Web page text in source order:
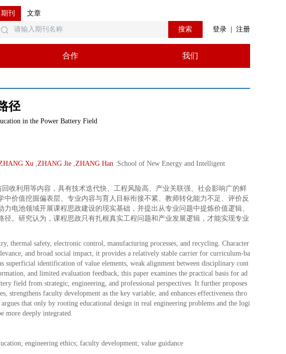
期刊 文章
搜索 登录 注册
合作 我们
径
in the Power Battery Field
Xu ,ZHANG Jie ,ZHANG Han :School of New Energy and Intelligent
收利用等内容，具有技术迭代快、工程风险高、产业关联强、社会影响广的鲜
价值挖掘偏表层、专业内容与育人目标衔接不紧、教师转化能力不足、评价反
电池领域开展课程思政建设的现实基础，并提出从专业问题中提炼价值逻辑、
。研究认为，课程思政只有扎根真实工程问题和产业发展逻辑，才能实现专业
thermal safety, electronic control, manufacturing processes, and recycling. Character
and broad social impact, it provides a relatively stable carrier for curriculum-ba
superficial identification of value elements, weak alignment between disciplinary cont
and limited evaluation feedback, this paper examines the practical basis for ad
field from strategic, engineering, and professional perspectives. It further proposes
strengthens faculty development as the key variable, and enhances effectiveness thro
that only by rooting educational design in real engineering problems and the logi
more deeply integrated.
engineering ethics; faculty development; value guidance